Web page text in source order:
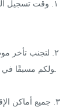
٢. لتجنب تأخر
ولكم مسبقًا في